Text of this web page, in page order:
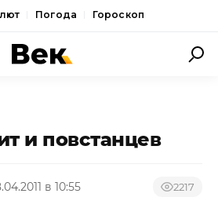
Погода Гороскоп
и повстанцев
в 10:55 2217